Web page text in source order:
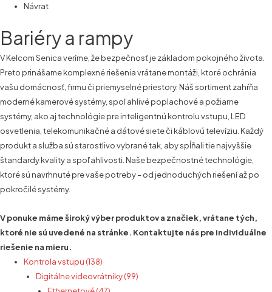
Návrat
Bariéry a rampy
V Kelcom Senica veríme, že bezpečnosť je základom pokojného života.
Preto prinášame komplexné riešenia vrátane montáži, ktoré ochránia
vašu domácnosť, firmu či priemyselné priestory. Náš sortiment zahŕňa
moderné kamerové systémy, spoľahlivé poplachové a požiarne
systémy, ako aj technológie pre inteligentnú kontrolu vstupu, LED
osvetlenia, telekomunikačné a dátové siete či káblovú televíziu. Každý
produkt a služba sú starostlivo vybrané tak, aby spĺňali tie najvyššie
štandardy kvality a spoľahlivosti. Naše bezpečnostné technológie,
ktoré sú navrhnuté pre vaše potreby – od jednoduchých riešení až po
pokročilé systémy.
V ponuke máme široký výber produktov a značiek, vrátane tých,
ktoré nie sú uvedené na stránke. Kontaktujte nás pre individuálne
riešenie na mieru.
Kontrola vstupu (138)
Digitálne videovrátniky (99)